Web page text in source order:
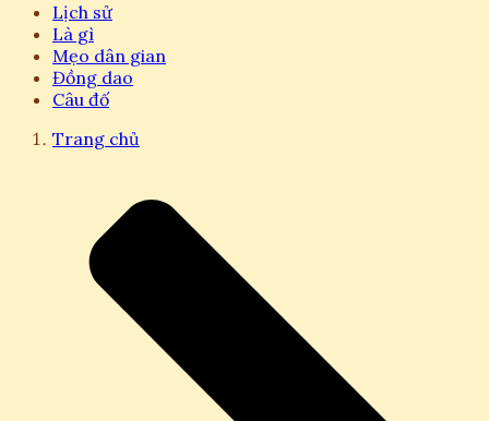
Lịch sử
Là gì
Mẹo dân gian
Đồng dao
Câu đố
Trang chủ